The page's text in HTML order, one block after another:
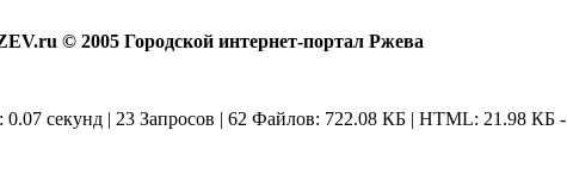
© 2005 Городской интернет-портал Ржева
0.07 секунд | 23 Запросов | 62 Файлов: 722.08 КБ | HTML: 21.98 КБ -